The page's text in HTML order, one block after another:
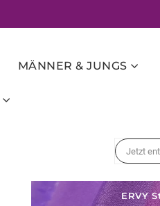
MÄNNER & JUNGS
ERVY